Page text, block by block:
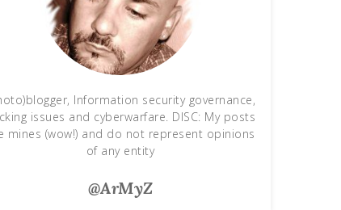
Information security governance,
issues and cyberwarfare. DISC: My posts
mines (wow!) and do not represent opinions
of any entity
@ArMyZ